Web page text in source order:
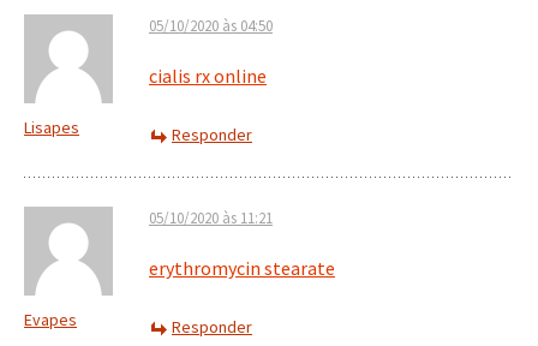
Lisapes
05/10/2020 às 04:50
cialis rx online
Responder
Evapes
05/10/2020 às 11:21
erythromycin stearate
Responder